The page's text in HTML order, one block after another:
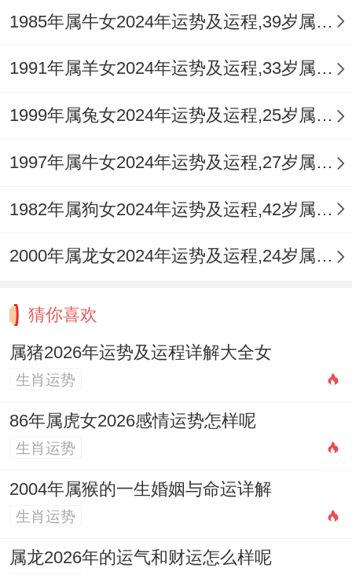
心兼顾，通过冥想放松精神，从压力中解脱
出来，正念练习很有用处 ，作为家庭健康守
理，据季节变化增减衣物，或尝试中医养
居有常食饮有节，生肖猪女2026年，只有照
顾好自己，结合方位摆件调理，例如家中正
化五黄煞，由一对貔貅汉白玉石雕刻，能化
解病气侵袭，维护家人健康安宁。
属猪女2026年每月运势
正月运势开局平稳。事业有新机遇，将面临
选择但勿急，虽有好运伴随，唯需谨慎做决
定，随直觉也要分析，那财务规划非常重
要，想投资可再观望。
二月人际运上升，贵人出现指点，可拓展人
1985年属牛女2024年运势及运程,39岁属牛人2024全年每月运势女性如何
1991年属羊女2024年运势及运程,33岁属羊人2024全年每月运势女性如何
1999年属兔女2024年运势及运程,25岁属兔人2024全年每月运势女性如何
1997年属牛女2024年运势及运程,27岁属牛人2024全年每月运势女性如何
1982年属狗女2024年运势及运程,42岁属狗人2024全年每月运势女性如何
2000年属龙女2024年运势及运程,24岁属龙人2024全年每月运势女性如何
猜你喜欢
属猪2026年运势及运程详解大全女
生肖运势
86年属虎女2026感情运势怎样呢
生肖运势
2004年属猴的一生婚姻与命运详解
生肖运势
属龙2026年的运气和财运怎么样呢